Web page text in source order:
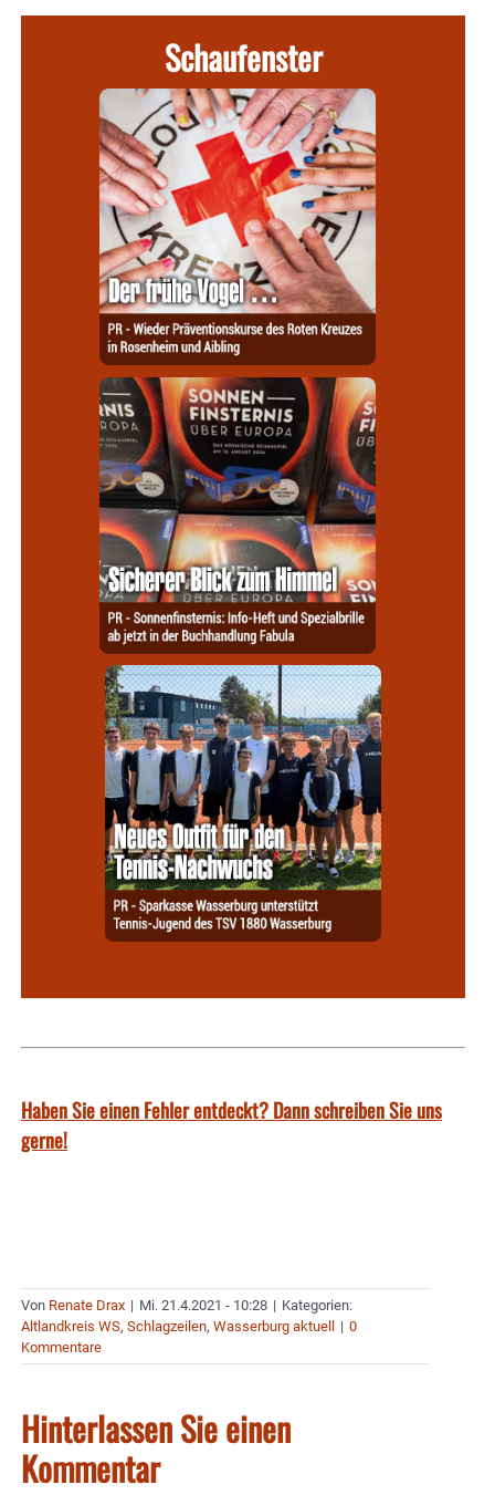
Schaufenster
Haben Sie einen Fehler entdeckt? Dann schreiben Sie uns
gerne!
Von Renate Drax | Mi. 21.4.2021 - 10:28 | Kategorien:
Altlandkreis WS, Schlagzeilen, Wasserburg aktuell | 0
Kommentare
Hinterlassen Sie einen
Kommentar